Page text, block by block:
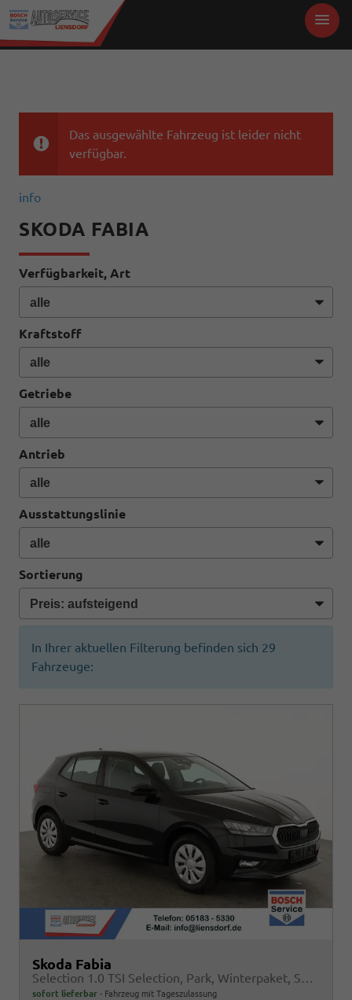
Das ausgewählte Fahrzeug ist leider nicht
verfügbar.
info
SKODA FABIA
Verfügbarkeit, Art
Kraftstoff
Getriebe
Antrieb
Ausstattungslinie
Sortierung
In Ihrer aktuellen Filterung befinden sich 29
Fahrzeuge:
Skoda Fabia
Selection 1.0 TSI Selection, Park, Winterpaket, SmartLink, 4 J.-Garantie
sofort lieferbar Fahrzeug mit Tageszulassung